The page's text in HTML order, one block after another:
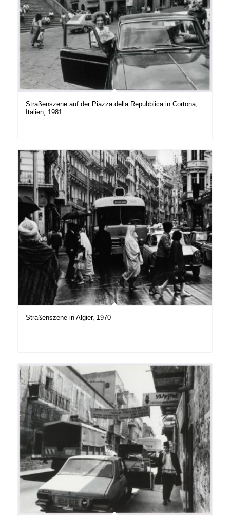
Straßenszene auf der Piazza della Repubblica in Cortona,
Italien, 1981
Straßenszene in Algier, 1970